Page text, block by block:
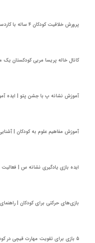
پرورش خلاقیت کودکان ۴ ساله با کاردستی زنبور طلایی
کانال خاله پریسا مربی کودکستان یک
آموزش نشانه پ با جشن پتو | ایده
آموزش مفاهیم علوم به کودکان |
ایده بازی یادگیری نشانه س | فعالیت
بازی‌های حرکتی برای کودکان |
۵ بازی برای تقویت مهارت قیچی در کودک ۵ ساله